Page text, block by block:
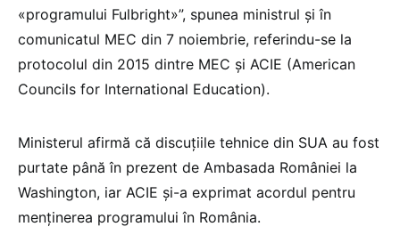
«programului Fulbright»”, spunea ministrul și în
comunicatul MEC din 7 noiembrie, referindu-se la
protocolul din 2015 dintre MEC și ACIE (American
Councils for International Education).
Ministerul afirmă că discuțiile tehnice din SUA au fost
purtate până în prezent de Ambasada României la
Washington, iar ACIE și-a exprimat acordul pentru
menținerea programului în România.